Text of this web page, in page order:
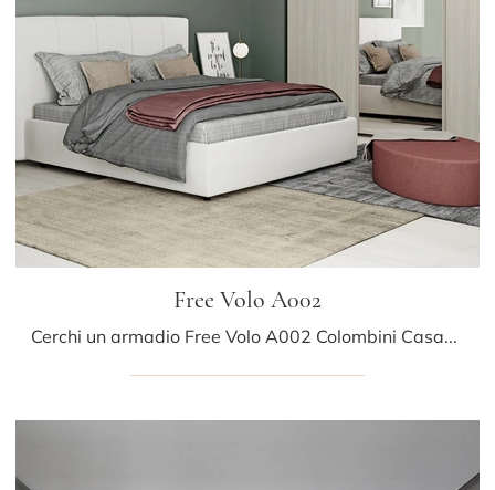
Free Volo A002
Cerchi un armadio Free Volo A002 Colombini Casa? Clicca subito! Gli armadi a muro con ante scorrevoli ti aspettano.